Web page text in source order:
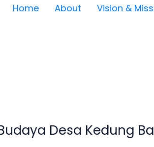
Home About Vision &
Desa Kedung